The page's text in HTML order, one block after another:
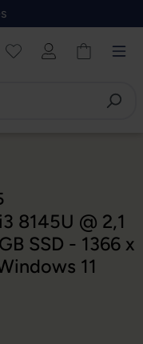
8145U @ 2,1
SSD - 1366 x
11